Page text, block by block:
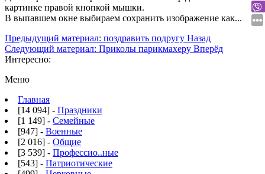
картинке правой кнопкой мышки.
В выпавшем окне выбираем сохранить изображение как...
Предыдущий материал: поздравить подругу Назад
Следующий материал: Приколы парикмахеру Вперёд
Интересно:
Меню
Главная
[14 094] - Праздники
[1 149] - Семейные
[947] - Военные
[2 016] - Общие
[3 539] - Профессио..ные
[543] - Патриотические